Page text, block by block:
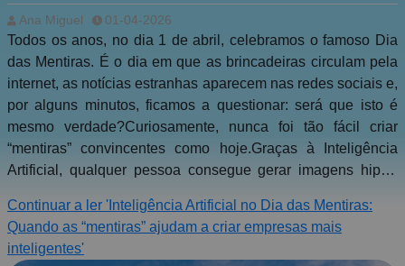
“mentiras” ajudam a criar
empresas mais inteligentes
Ana Miguel 01-04-2026
Todos os anos, no dia 1 de abril, celebramos o famoso Dia
das Mentiras. É o dia em que as brincadeiras circulam pela
internet, as notícias estranhas aparecem nas redes sociais e,
por alguns minutos, ficamos a questionar: será que isto é
mesmo verdade?Curiosamente, nunca foi tão fácil criar
“mentiras” convincentes como hoje.Graças à Inteligência
Artificial, qualquer pessoa consegue gerar imagens hiper-
que parecem totalmente reais. Aquilo que antes exigia
equipas inteiras de produção, hoje pode ser feito em minutos
com as ferramentas certas.Mas… será que a Inteligência
Continuar a ler 'Inteligência Artificial no Dia das Mentiras:
Quando as “mentiras” ajudam a criar empresas mais
inteligentes'